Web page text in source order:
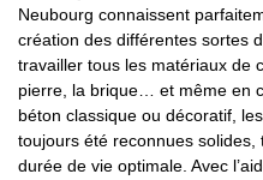
Neubourg connaissent
création des différentes sortes
travailler tous les matériaux de
pierre, la brique… et même en
béton classique ou décoratif,
toujours été reconnues solides,
durée de vie optimale. Avec